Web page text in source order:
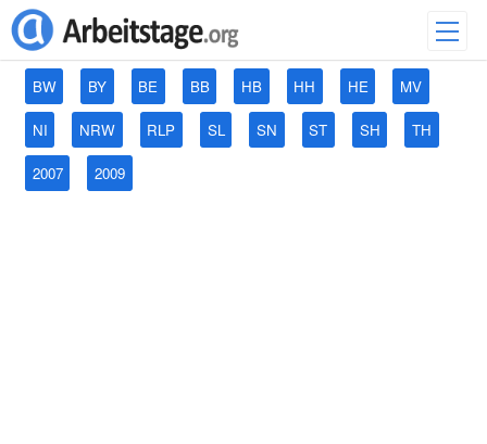
BW BY BE BB HB HH HE MV
NI NRW RLP SL SN ST SH TH
2007 2009